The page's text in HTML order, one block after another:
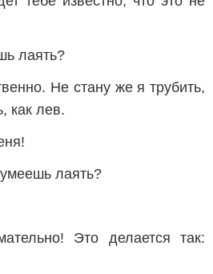
лаять?
Не стану же я трубить,
как лев.
лаять?
Это делается так: